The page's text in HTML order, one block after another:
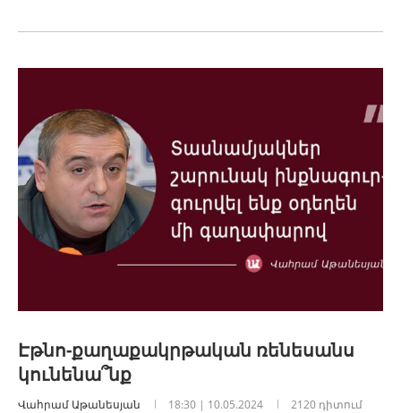
Էթնո-քաղաքակրթական ռենեսանս
կունենա՞նք
Վահրամ Աթանեսյան 18:30 | 10.05.2024 2120 դիտում